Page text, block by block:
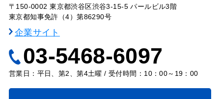
〒150-0002 東京都渋谷区渋谷3-15-5 パールビル3階
東京都知事免許（4）第86290号
企業サイト
03-5468-6097
営業日：平日、第2、第4土曜 / 受付時間：10：00～19：00